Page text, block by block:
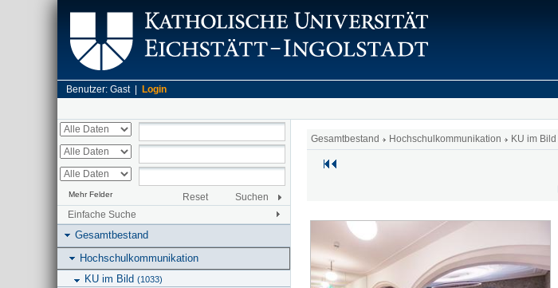
Benutzer: Gast | Login
Mehr Felder Reset
Suchen
Einfache Suche
Gesamtbestand
Hochschulkommunikation
KU im Bild (1033)
Gesamtbestand Hochschulkommunikation KU im Bild